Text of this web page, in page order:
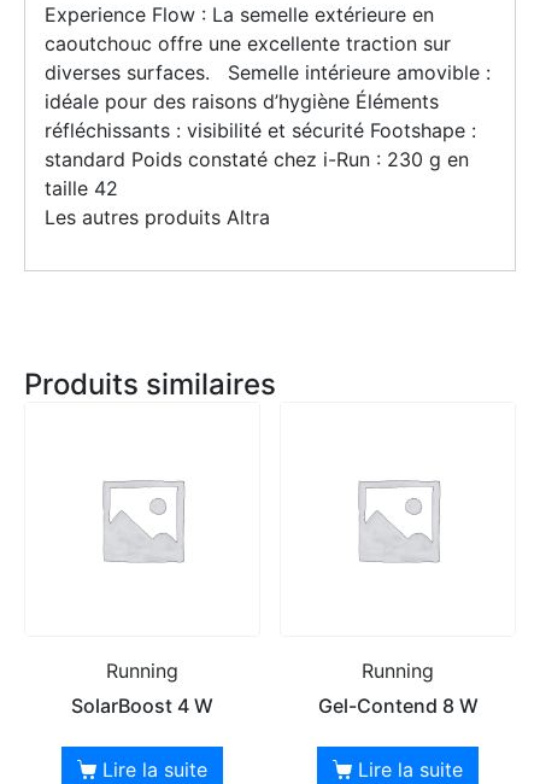
Experience Flow : La semelle extérieure en
caoutchouc offre une excellente traction sur
diverses surfaces. Semelle intérieure amovible :
idéale pour des raisons d’hygiène Éléments
réfléchissants : visibilité et sécurité Footshape :
standard Poids constaté chez i-Run : 230 g en
taille 42
Les autres produits Altra
Produits similaires
Running
SolarBoost 4 W
Lire la suite
Running
Gel-Contend 8 W
Lire la suite